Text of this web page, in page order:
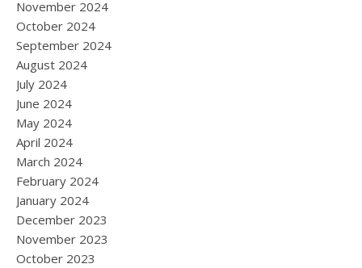
November 2024
October 2024
September 2024
August 2024
July 2024
June 2024
May 2024
April 2024
March 2024
February 2024
January 2024
December 2023
November 2023
October 2023